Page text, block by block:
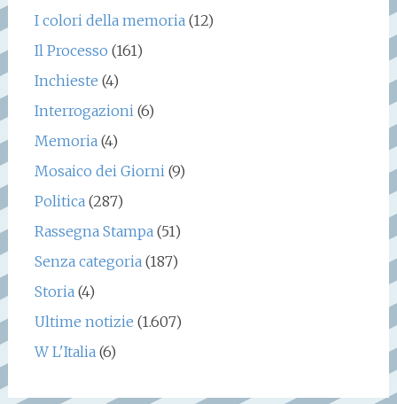
I colori della memoria (12)
Il Processo (161)
Inchieste (4)
Interrogazioni (6)
Memoria (4)
Mosaico dei Giorni (9)
Politica (287)
Rassegna Stampa (51)
Senza categoria (187)
Storia (4)
Ultime notizie (1.607)
W L'Italia (6)